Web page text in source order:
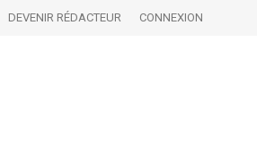
DEVENIR RÉDACTEUR CONNEXION